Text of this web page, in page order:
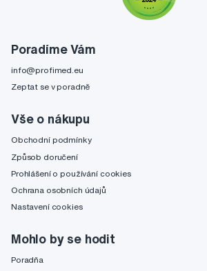
Poradíme Vám
info@profimed.eu
Zeptat se v poradně
Vše o nákupu
Obchodní podmínky
Způsob doručení
Prohlášení o používání cookies
Ochrana osobních údajů
Nastavení cookies
Mohlo by se hodit
Poradňa